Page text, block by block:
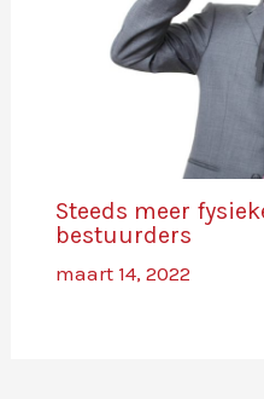
Steeds meer
bestuurders
maart 14, 2022